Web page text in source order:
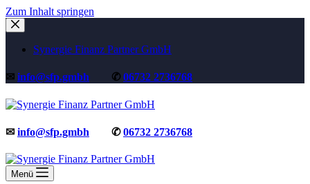
Zum Inhalt springen
Synergie Finanz Partner GmbH
✉ info@sfp.gmbh ✆ 06732 2736768
✉ info@sfp.gmbh ✆06732 2736768
Menü